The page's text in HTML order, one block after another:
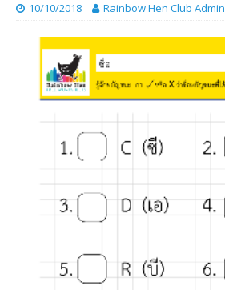
10/10/2018 Rainbow Hen Club Admin